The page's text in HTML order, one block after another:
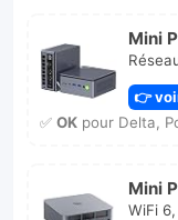
Mini
👉
✅ OKpour Delta,
Mini
WiFi